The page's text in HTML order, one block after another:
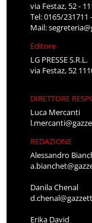
via Festaz, 52 -
Tel: 0165/231711
Mail:
Editore
LG PRESSE S.R.L.
via Festaz, 52
DIRETTORE
Luca Mercanti
REDAZIONE
Alessandro
Danila Chenal
Erika David